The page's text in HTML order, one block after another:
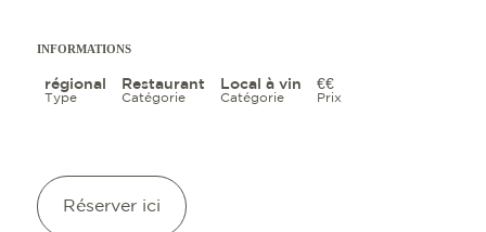
CULINAIRE
SHOPPING
CALENDRIER
VISITES
ARRIVÉE
MOBILE À
PORTAIL DES
PRESSE
INFORMATIONS
régional
Type
Restaurant
Catégorie
Local à vin
Catégorie
€€
Prix
Réserver ici